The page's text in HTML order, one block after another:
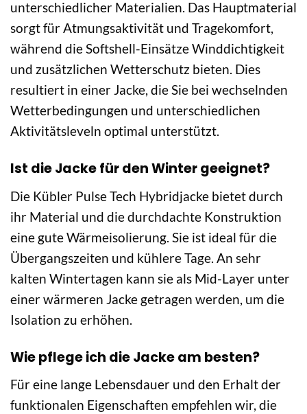
unterschiedlicher Materialien. Das Hauptmaterial
sorgt für Atmungsaktivität und Tragekomfort,
während die Softshell-Einsätze Winddichtigkeit
und zusätzlichen Wetterschutz bieten. Dies
resultiert in einer Jacke, die Sie bei wechselnden
Wetterbedingungen und unterschiedlichen
Aktivitätsleveln optimal unterstützt.
Ist die Jacke für den Winter geeignet?
Die Kübler Pulse Tech Hybridjacke bietet durch
ihr Material und die durchdachte Konstruktion
eine gute Wärmeisolierung. Sie ist ideal für die
Übergangszeiten und kühlere Tage. An sehr
kalten Wintertagen kann sie als Mid-Layer unter
einer wärmeren Jacke getragen werden, um die
Isolation zu erhöhen.
Wie pflege ich die Jacke am besten?
Für eine lange Lebensdauer und den Erhalt der
funktionalen Eigenschaften empfehlen wir, die